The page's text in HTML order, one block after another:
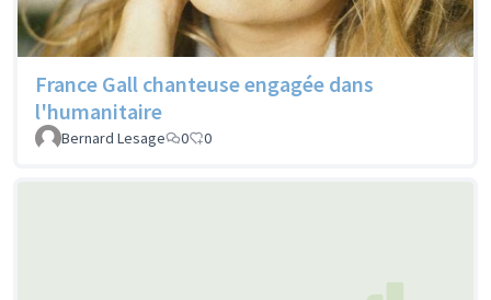
France Gall chanteuse engagée dans
l'humanitaire
Bernard Lesage 0 0